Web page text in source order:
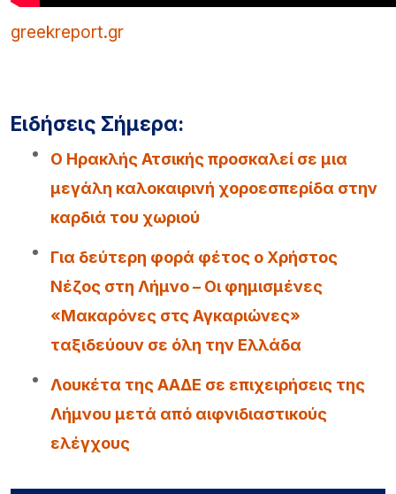
greekreport.gr
Ειδήσεις Σήμερα:
Ο Ηρακλής Ατσικής προσκαλεί σε μια
μεγάλη καλοκαιρινή χοροεσπερίδα στην
καρδιά του χωριού
Για δεύτερη φορά φέτος ο Χρήστος
Νέζος στη Λήμνο – Οι φημισμένες
«Μακαρόνες στς Αγκαριώνες»
ταξιδεύουν σε όλη την Ελλάδα
Λουκέτα της ΑΑΔΕ σε επιχειρήσεις της
Λήμνου μετά από αιφνιδιαστικούς
ελέγχους